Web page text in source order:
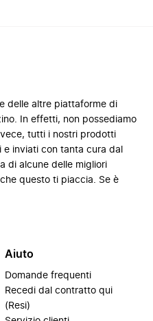
delle altre piattaforme di
In effetti, non possediamo
tutti i nostri prodotti
inviati con tanta cura dal
di alcune delle migliori
questo ti piaccia. Se è
Aiuto
Domande frequenti
Recedi dal contratto qui
(Resi)